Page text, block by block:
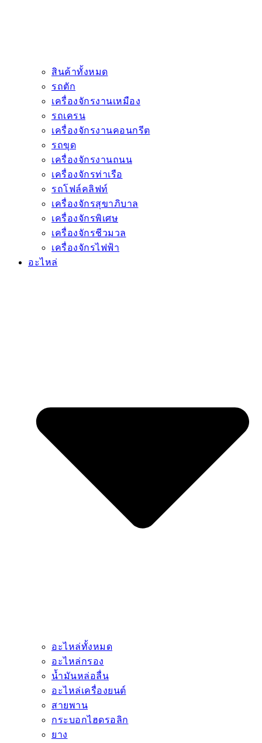
สินค้าทั้งหมด
รถตัก
เครื่องจักรงานเหมือง
รถเครน
เครื่องจักรงานคอนกรีต
รถขุด
เครื่องจักรงานถนน
เครื่องจักรท่าเรือ
รถโฟล์คลิฟท์
เครื่องจักรสุขาภิบาล
เครื่องจักรพิเศษ
เครื่องจักรชีวมวล
เครื่องจักรไฟฟ้า
อะไหล่
อะไหล่ทั้งหมด
อะไหล่กรอง
น้ำมันหล่อลื่น
อะไหล่เครื่องยนต์
สายพาน
กระบอกไฮดรอลิก
ยาง